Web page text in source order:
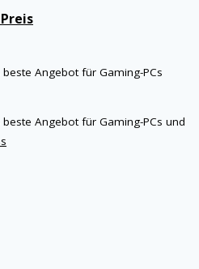
Angebot für Gaming-PCs
Angebot für Gaming-PCs und